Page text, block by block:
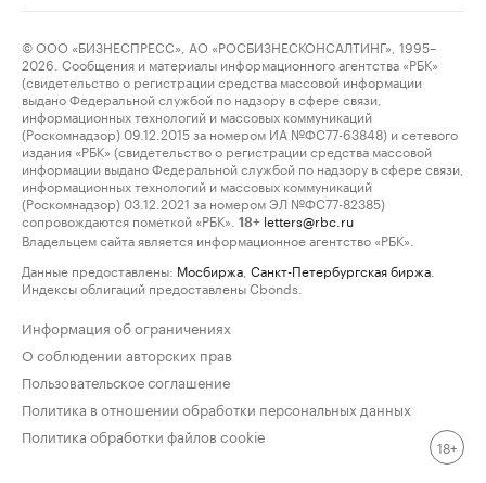
© ООО «БИЗНЕСПРЕСС», АО «РОСБИЗНЕСКОНСАЛТИНГ», 1995–
2026. Сообщения и материалы информационного агентства «РБК»
(свидетельство о регистрации средства массовой информации
выдано Федеральной службой по надзору в сфере связи,
информационных технологий и массовых коммуникаций
(Роскомнадзор) 09.12.2015 за номером ИА №ФС77-63848) и сетевого
издания «РБК» (свидетельство о регистрации средства массовой
информации выдано Федеральной службой по надзору в сфере связи,
информационных технологий и массовых коммуникаций
(Роскомнадзор) 03.12.2021 за номером ЭЛ №ФС77-82385)
сопровождаются пометкой «РБК».
18+ letters@rbc.ru
Владельцем сайта является информационное агентство «РБК».
Данные предоставлены: Мосбиржа Санкт-Петербургская биржа
Индексы облигаций предоставлены Cbonds.
Информация об ограничениях
О соблюдении авторских прав
Пользовательское соглашение
Политика в отношении обработки персональных данных
Политика обработки файлов cookie
18+